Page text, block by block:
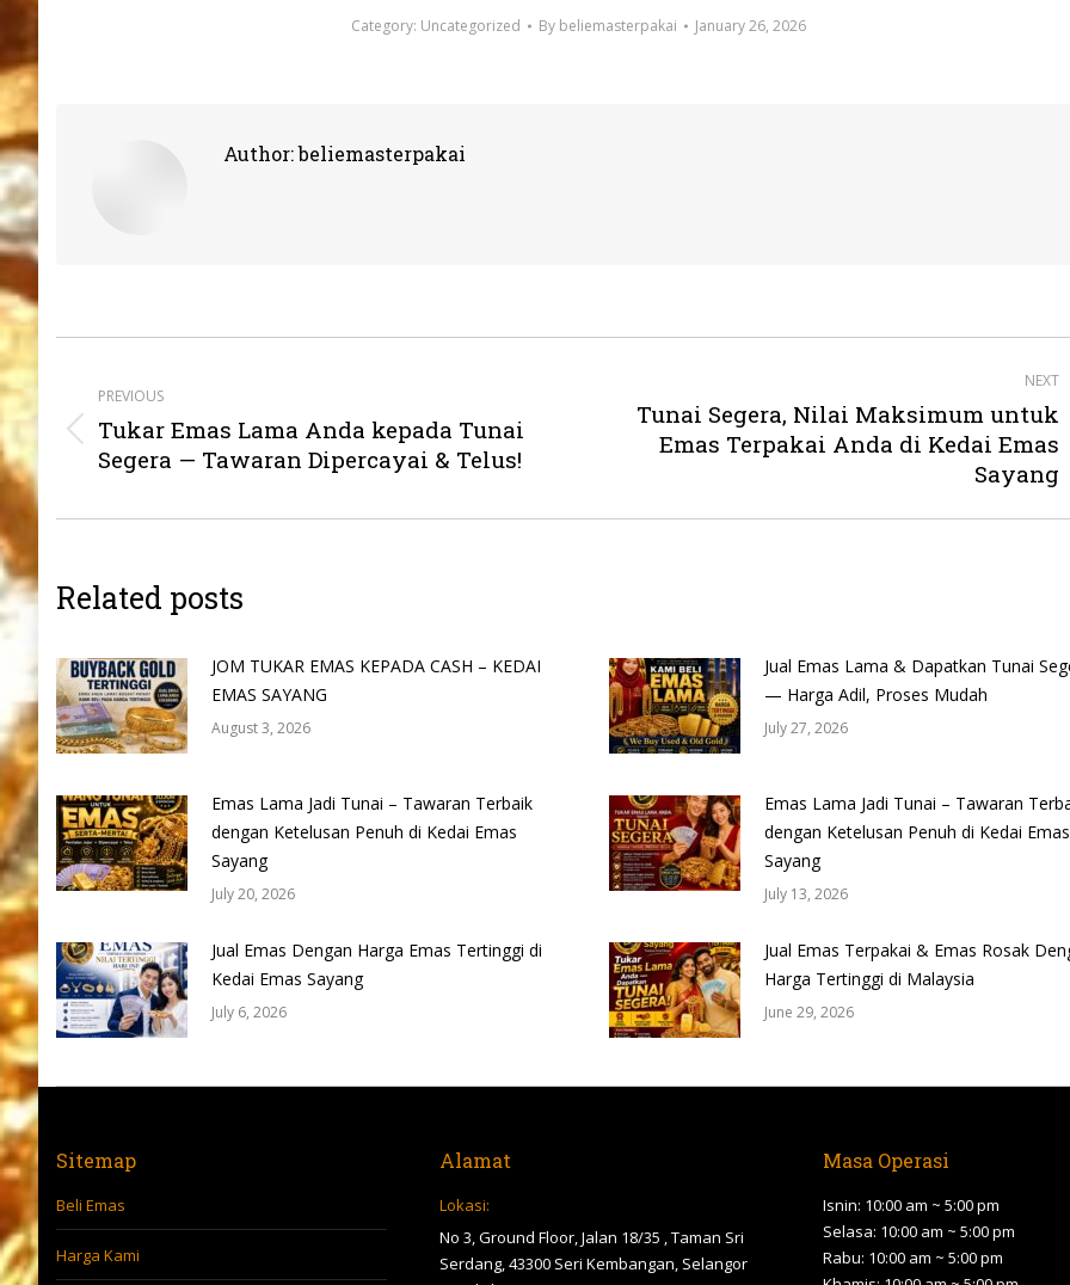
Category: Uncategorized By beliemasterpakai January 26, 2026
Author:beliemasterpakai
navigation
PREVIOUS
Previous
post:
Tukar Emas Lama Anda kepada Tunai
Segera — Tawaran Dipercayai & Telus!
NEXT
Tunai Segera, Nilai Maksimum untuk
Emas Terpakai Anda di Kedai Emas
Sayang
Related posts
JOM TUKAR EMAS KEPADA CASH – KEDAI
EMAS SAYANG
August 3, 2026
Jual Emas Lama & Dapatkan Tunai
— Harga Adil, Proses Mudah
July 27, 2026
Emas Lama Jadi Tunai – Tawaran Terbaik
dengan Ketelusan Penuh di Kedai Emas
Sayang
July 20, 2026
Emas Lama Jadi Tunai – Tawaran
dengan Ketelusan Penuh di Kedai Emas
Sayang
July 13, 2026
Jual Emas Dengan Harga Emas Tertinggi di
Kedai Emas Sayang
July 6, 2026
Jual Emas Terpakai & Emas Rosak
Harga Tertinggi di Malaysia
June 29, 2026
Sitemap
Beli Emas
Harga Kami
Alamat
Lokasi:
No 3, Ground Floor, Jalan 18/35 , Taman Sri
Serdang, 43300 Seri Kembangan, Selangor
Masa Operasi
Isnin: 10:00 am ~ 5:00 pm
Selasa: 10:00 am ~ 5:00 pm
Rabu: 10:00 am ~ 5:00 pm